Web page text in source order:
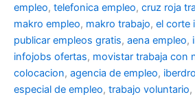
empleo, telefonica empleo, cruz roja
makro empleo, makro trabajo, el corte
publicar empleos gratis, aena empleo,
infojobs ofertas, movistar trabaja con
colocacion, agencia de empleo,
especial de empleo, trabajo voluntario,